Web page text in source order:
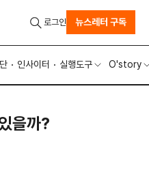
인사이터 실행도구 O'story
로그인 뉴스레터 구독
을까?